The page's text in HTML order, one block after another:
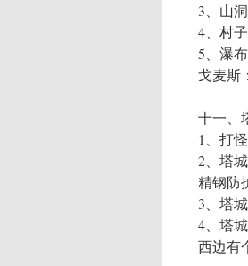
3、山
4、村
5、瀑
戈麦斯
十一、
1、打
2、塔
精钢防
3、塔
4、塔
西边有